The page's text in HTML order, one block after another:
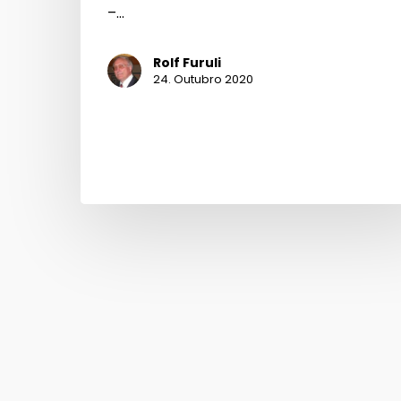
–…
Rolf Furuli
24. Outubro 2020